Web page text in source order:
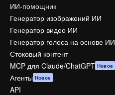
ИИ-помощник
Генератор изображений ИИ
Генератор видео ИИ
Генератор голоса на основе ИИ
Стоковый контент
MCP для Claude/ChatGPT Новое
Агенты Новое
API